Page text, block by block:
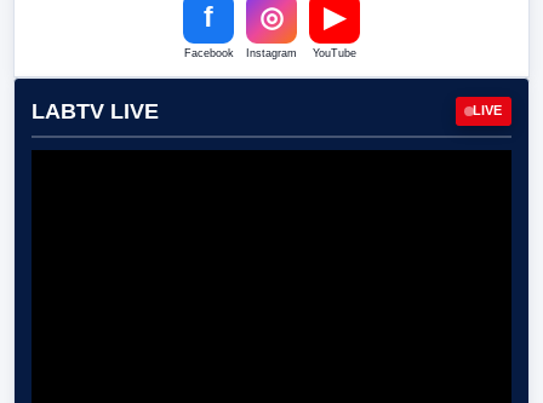
f
Facebook
◎
Instagram
▶
YouTube
LABTV LIVE LIVE